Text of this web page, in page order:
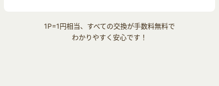
1P=1円相当、すべての交換が手数料無料で
わかりやすく安心です！